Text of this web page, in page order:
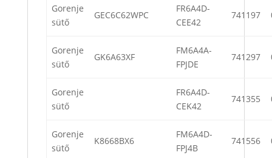
Gorenje
sütő
GEC6C62WPC
FR6A4D-
CEE42
741197
Gorenje
sütő
GK6A63XF
FM6A4A-
FPJDE
741297
Gorenje
sütő
FR6A4D-
CEK42
741355
Gorenje
sütő
K8668BX6
FM6A4D-
FPJ4B
741556